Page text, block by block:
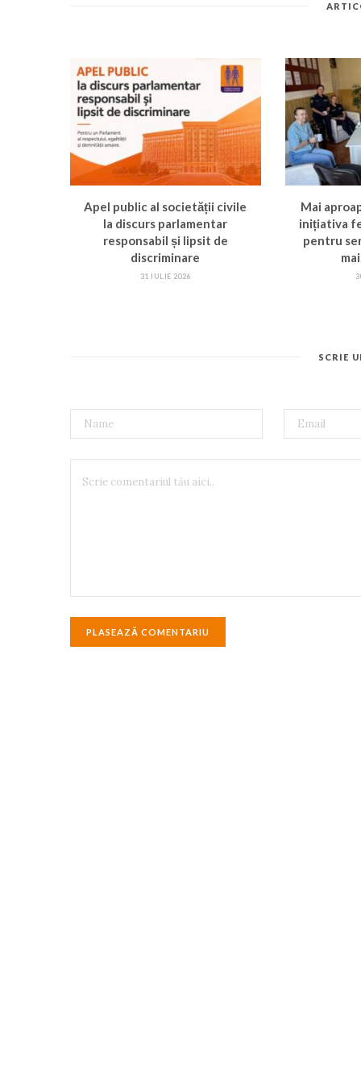
Apel public al societății civile
la discurs parlamentar
responsabil și lipsit de
discriminare
31 IULIE 2026
Mai
inițiativa
pentru
SCRIE